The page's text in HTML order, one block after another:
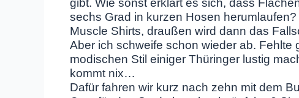
gibt. Wie sonst erklärt es sich, dass
sechs Grad in kurzen Hosen
Muscle Shirts, draußen wird dann das
Aber ich schweife schon wieder ab.
modischen Stil einiger Thüringer lustig
kommt nix…
Dafür fahren wir kurz nach zehn mit dem